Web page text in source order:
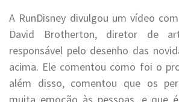
A RunDisney divulgou um vídeo
David Brotherton, diretor de
responsável pelo desenho das
acima. Ele comentou como foi o
além disso, comentou que os